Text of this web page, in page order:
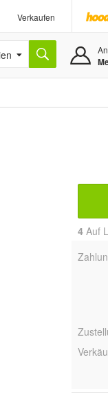
Verkaufen
4 Auf